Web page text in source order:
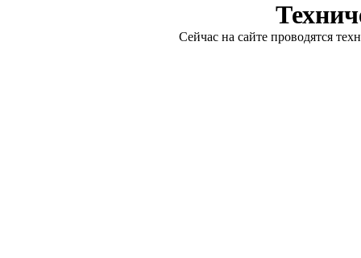
Сейчас на сайте проводятся